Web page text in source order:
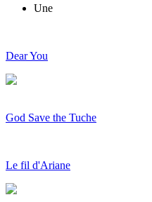
Une
Dear You
God Save the Tuche
Le fil d'Ariane